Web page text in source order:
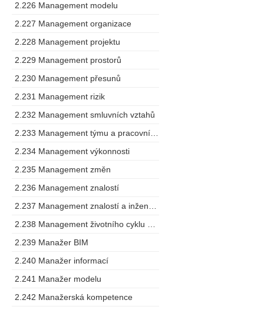
2.226 Management modelu
2.227 Management organizace
2.228 Management projektu
2.229 Management prostorů
2.230 Management přesunů
2.231 Management rizik
2.232 Management smluvních vztahů
2.234 Management výkonnosti
2.235 Management změn
2.236 Management znalostí
2.239 Manažer BIM
2.240 Manažer informací
2.241 Manažer modelu
2.242 Manažerská kompetence